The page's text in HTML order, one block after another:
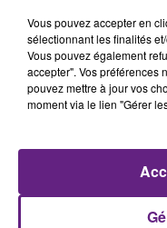
qui sont
nature et la
petite
de fleurs
jour pour
manière
pédagogique
Vous pouvez accepter en
sélectionnant les finalités
Vous pouvez également
accepter". Vos préférences
pouvez mettre à jour vos
moment via le lien "Gérer